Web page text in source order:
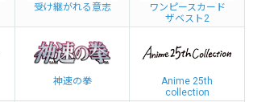
受け継がれる意志
ワンピースカード
ザベスト2
神速の拳
Anime 25th
collection